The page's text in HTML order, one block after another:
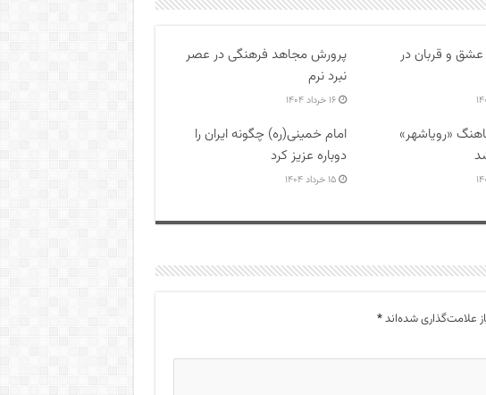
و قربان در
پرورش مجاهد فرهنگی در عصر
نبرد نرم
۱۶ خرداد ۱۴۰۴
«رویاشهر»
امام خمینی(ره) چگونه ایران را
دوباره عزیز کرد
۱۵ خرداد ۱۴۰۴
علامت‌گذاری شده‌اند*